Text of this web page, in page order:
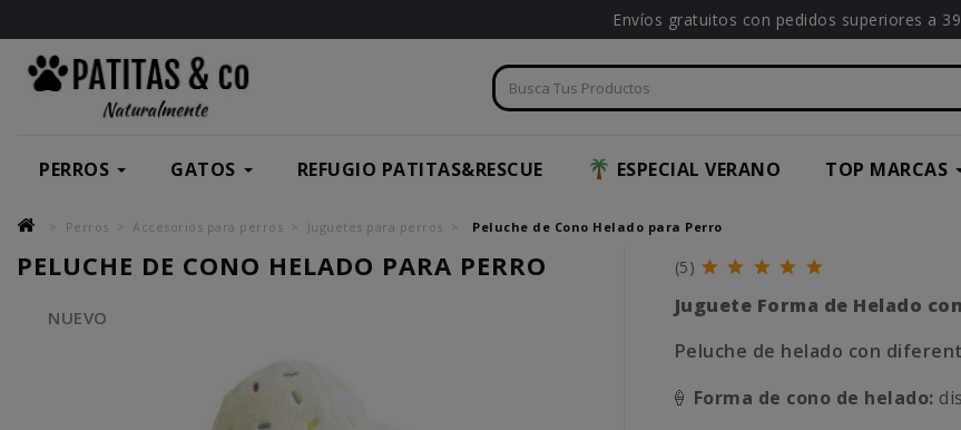
Envíos gratuitos con pedidos superiores a
PERROS GATOS REFUGIO PATITAS&RESCUE ESPECIAL VERANO TOP MARCAS
Perros Accesorios para perros Juguetes para perros Peluche de Cono Helado para Perro
PELUCHE DE CONO HELADO PARA PERRO
NUEVO
(5)
Juguete Forma de Helado
Peluche de helado con
🍦 Forma de cono de helado: